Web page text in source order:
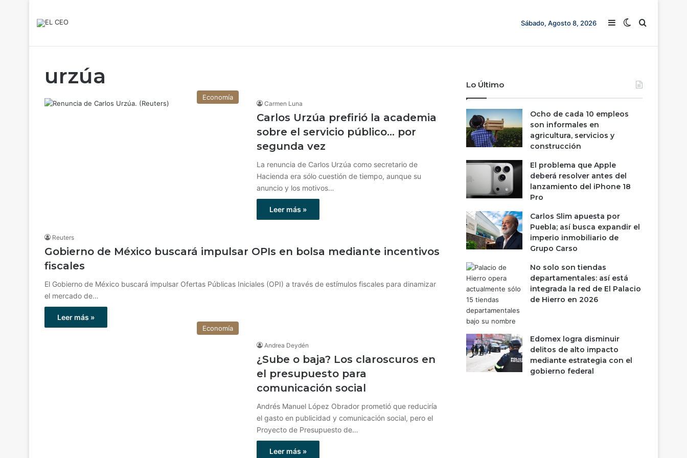
Sábado, Agosto 8, 2026 Barra lateral
Switch skin
Buscar
urzúa
Economía
Carmen Luna
Carlos Urzúa prefirió la academia
sobre el servicio público… por
segunda vez
La renuncia de Carlos Urzúa como secretario de
Hacienda era sólo cuestión de tiempo, aunque su
anuncio y los motivos…
Leer más »
Reuters
Gobierno de México buscará impulsar OPIs en bolsa mediante incentivos
fiscales
El Gobierno de México buscará impulsar Ofertas Públicas Iniciales (OPI) a través de estímulos fiscales para dinamizar
el mercado de…
Leer más »
Economía
Andrea Deydén
¿Sube o baja? Los claroscuros en
el presupuesto para
comunicación social
Andrés Manuel López Obrador prometió que reduciría
el gasto en publicidad y comunicación social, pero el
Proyecto de Presupuesto de…
Leer más »
Lo Último
Ocho de cada 10 empleos
son informales en
agricultura, servicios y
construcción
El problema que Apple
deberá resolver antes del
lanzamiento del iPhone 18
Pro
Carlos Slim apuesta por
Puebla; así busca expandir el
imperio inmobiliario de
Grupo Carso
No solo son tiendas
departamentales: así está
integrada la red de El Palacio
de Hierro en 2026
Edomex logra disminuir
delitos de alto impacto
mediante estrategia con el
gobierno federal